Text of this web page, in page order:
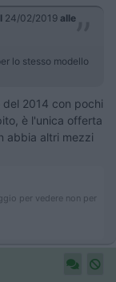
24/02/2019 alle
lo stesso modello
2014 con pochi
è l'unica offerta
abbia altri mezzi
per vedere non per